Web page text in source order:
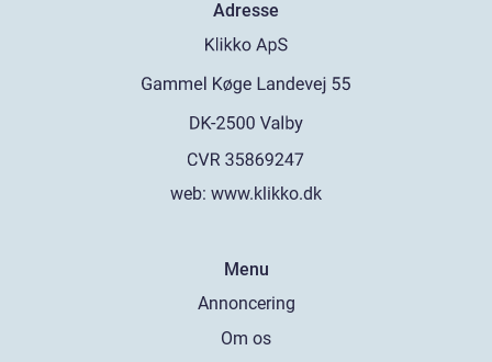
Adresse
web: www.klikko.dk
Menu
Annoncering
Om os